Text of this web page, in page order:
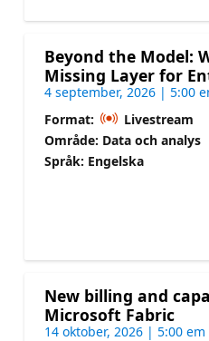
Beyond the Model:
Missing Layer for
4 september, 2026 | 5:00
Format:
Livestream
Område: Data och analys
Språk: Engelska
New billing and
Microsoft Fabric
14 oktober, 2026 | 5:00 em